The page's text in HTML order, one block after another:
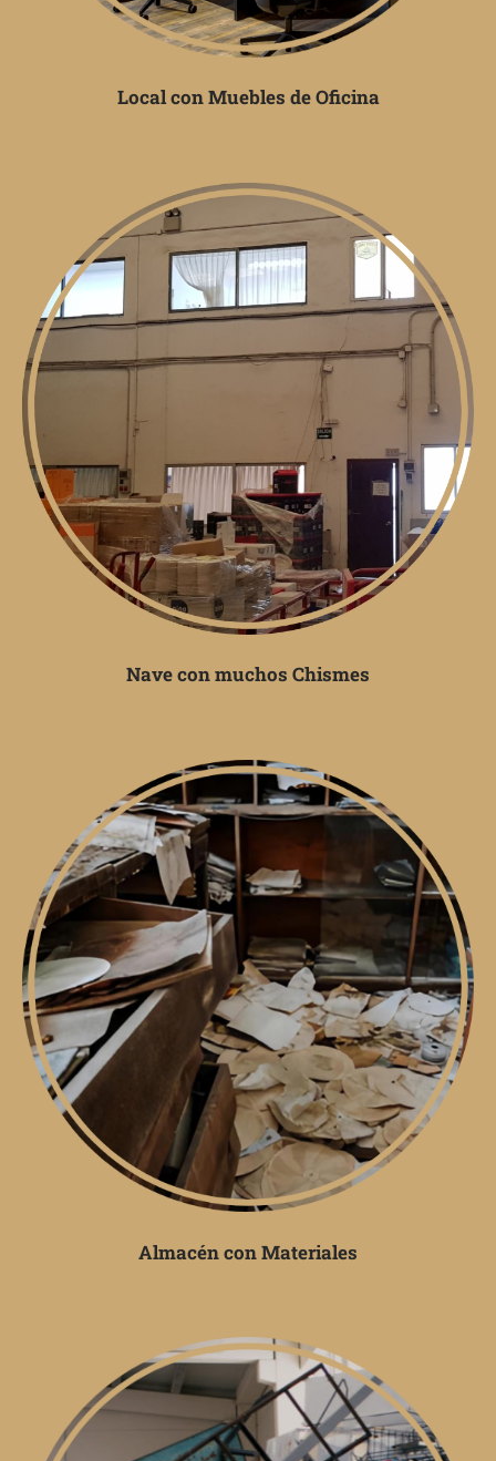
Local con Muebles de Oficina
Nave con muchos Chismes
Almacén con Materiales